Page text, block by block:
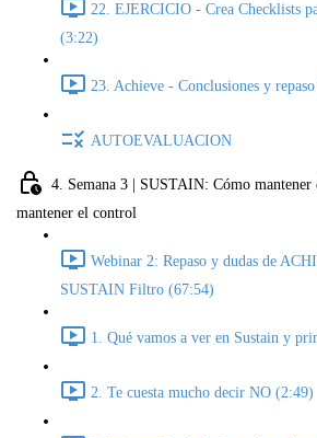
22. EJERCICIO - Crea Checklists
(3:22)
23. Achieve - Conclusiones y
AUTOEVALUACION
4. Semana 3 | SUSTAIN: Cómo
mantener el control
Webinar 2: Repaso y dudas de
SUSTAIN Filtro (67:54)
1. Qué vamos a ver en Sustain y
2. Te cuesta mucho decir NO (2:49)